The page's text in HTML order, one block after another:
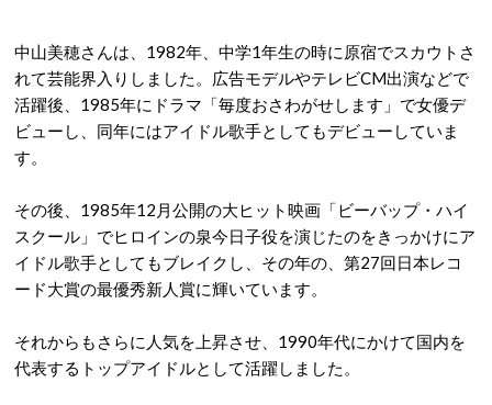
中山美穂さんは、1982年、中学1年生の時に原宿でスカウトさ
れて芸能界入りしました。広告モデルやテレビCM出演などで
活躍後、1985年にドラマ「毎度おさわがせします」で女優デ
ビューし、同年にはアイドル歌手としてもデビューしていま
す。
その後、1985年12月公開の大ヒット映画「ビーバップ・ハイ
スクール」でヒロインの泉今日子役を演じたのをきっかけにア
イドル歌手としてもブレイクし、その年の、第27回日本レコ
ード大賞の最優秀新人賞に輝いています。
それからもさらに人気を上昇させ、1990年代にかけて国内を
代表するトップアイドルとして活躍しました。